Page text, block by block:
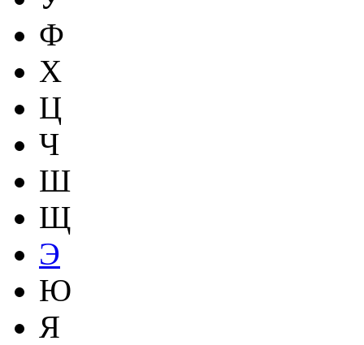
Ф
Х
Ц
Ч
Ш
Щ
Э
Ю
Я